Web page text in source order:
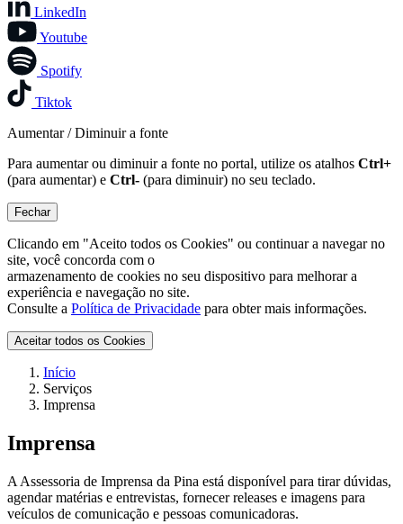
LinkedIn
Youtube
Spotify
Tiktok
Aumentar / Diminuir a fonte
Para aumentar ou diminuir a fonte no portal, utilize os atalhos Ctrl+
(para aumentar) e Ctrl- (para diminuir) no seu teclado.
Fechar
Clicando em "Aceito todos os Cookies" ou continuar a navegar no
site, você concorda com o
armazenamento de cookies no seu dispositivo para melhorar a
experiência e navegação no site.
Consulte a Política de Privacidade para obter mais informações.
Aceitar todos os Cookies
Início
Serviços
Imprensa
Imprensa
A Assessoria de Imprensa da Pina está disponível para tirar dúvidas,
agendar matérias e entrevistas, fornecer releases e imagens para
veículos de comunicação e pessoas comunicadoras.